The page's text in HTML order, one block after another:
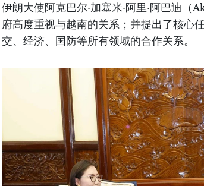
伊朗大使阿克巴尔·加塞米·阿里·阿巴迪（
府高度重视与越南的关系；并提出了核心
交、经济、国防等所有领域的合作关系。